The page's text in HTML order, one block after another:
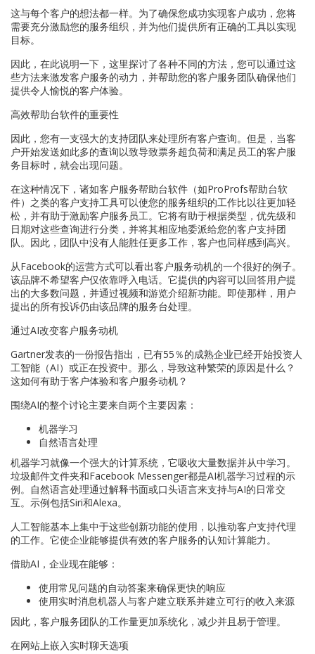
这与每个客户的想法都一样。为了确保您成功实现客户成功，您将
需要充分激励您的服务组织，并为他们提供所有正确的工具以实现
目标。
因此，在此说明一下，这里探讨了各种不同的方法，您可以通过这
些方法来激发客户服务的动力，并帮助您的客户服务团队确保他们
提供令人愉悦的客户体验。
高效帮助台软件的重要性
因此，您有一支强大的支持团队来处理所有客户查询。但是，当客
户开始发送如此多的查询以致导致票务超负荷和满足员工的客户服
务目标时，就会出现问题。
在这种情况下，诸如客户服务帮助台软件（如ProProfs帮助台软
件）之类的客户支持工具可以使您的服务组织的工作比以往更加轻
松，并有助于激励客户服务员工。它将有助于根据类型，优先级和
日期对这些查询进行分类，并将其相应地委派给您的客户支持团
队。因此，团队中没有人能胜任更多工作，客户也同样感到高兴。
从Facebook的运营方式可以看出客户服务动机的一个很好的例子。
该品牌不希望客户仅依靠呼入电话。它提供的内容可以回答用户提
出的大多数问题，并通过视频和游览介绍新功能。即使那样，用户
提出的所有投诉仍由该品牌的服务台处理。
通过AI改变客户服务动机
Gartner发表的一份报告指出，已有55％的成熟企业已经开始投资人
工智能（AI）或正在投资中。那么，导致这种繁荣的原因是什么？
这如何有助于客户体验和客户服务动机？
围绕AI的整个讨论主要来自两个主要因素：
机器学习
自然语言处理
机器学习就像一个强大的计算系统，它吸收大量数据并从中学习。
垃圾邮件文件夹和Facebook Messenger都是AI机器学习过程的示
例。自然语言处理通过解释书面或口头语言来支持与AI的日常交
互。示例包括Siri和Alexa。
人工智能基本上集中于这些创新功能的使用，以推动客户支持代理
的工作。它使企业能够提供有效的客户服务的认知计算能力。
借助AI，企业现在能够：
使用常见问题的自动答案来确保更快的响应
使用实时消息机器人与客户建立联系并建立可行的收入来源
因此，客户服务团队的工作量更加系统化，减少并且易于管理。
在网站上嵌入实时聊天选项